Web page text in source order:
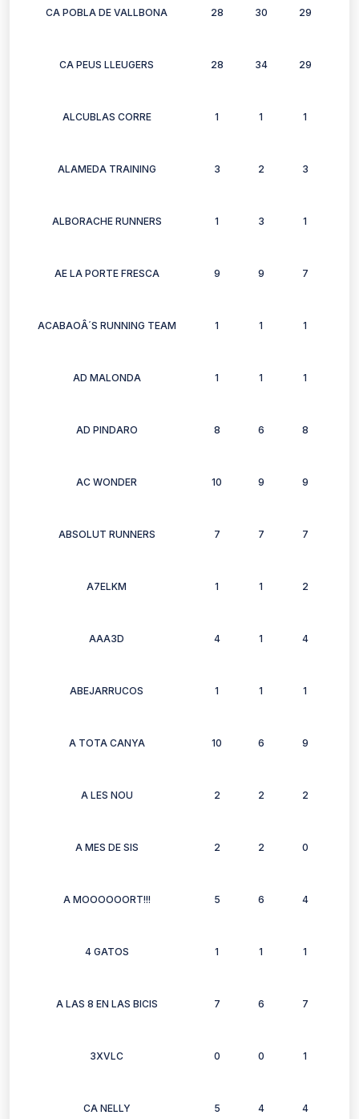
CA POBLA DE VALLBONA 28 30 29
CA PEUS LLEUGERS 28 34 29
ALCUBLAS CORRE 1 1 1
ALAMEDA TRAINING 3 2 3
ALBORACHE RUNNERS 1 3 1
AE LA PORTE FRESCA 9 9 7
ACABAOÂ´S RUNNING TEAM 1 1 1
AD MALONDA 1 1 1
AD PINDARO 8 6 8
AC WONDER 10 9 9
ABSOLUT RUNNERS 7 7 7
A7ELKM 1 1 2
AAA3D 4 1 4
ABEJARRUCOS 1 1 1
A TOTA CANYA 10 6 9
A LES NOU 2 2 2
A MES DE SIS 2 2 0
A MOOOOOORT!!! 5 6 4
4 GATOS 1 1 1
A LAS 8 EN LAS BICIS 7 6 7
3XVLC 0 0 1
CA NELLY 5 4 4